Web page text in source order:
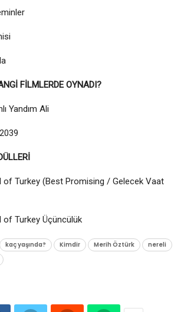
FİLMLERDE OYNADI?
Yandım Ali
of Turkey (Best Promising / Gelecek Vaat
Turkey Üçüncülük
kaç yaşında? Kimdir Merih Öztürk
nereli